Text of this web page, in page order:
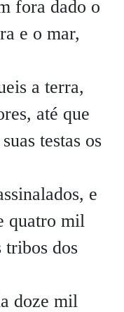
fora dado o
e o mar,
a terra,
até que
testas os
e
quatro mil
tribos dos
doze mil